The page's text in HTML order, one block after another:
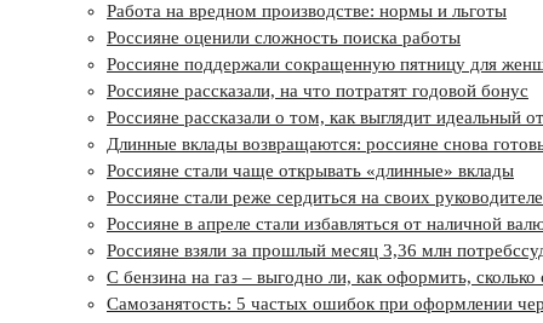
Работа на вредном производстве: нормы и льготы
Россияне оценили сложность поиска работы
Россияне поддержали сокращенную пятницу для
Россияне рассказали, на что потратят годовой бонус
Россияне рассказали о том, как выглядит идеальный
Длинные вклады возвращаются: россияне снова
Россияне стали чаще открывать «длинные» вклады
Россияне стали реже сердиться на своих
Россияне в апреле стали избавляться от наличной
Россияне взяли за прошлый месяц 3,36 млн
С бензина на газ – выгодно ли, как оформить, сколько
Самозанятость: 5 частых ошибок при оформлении